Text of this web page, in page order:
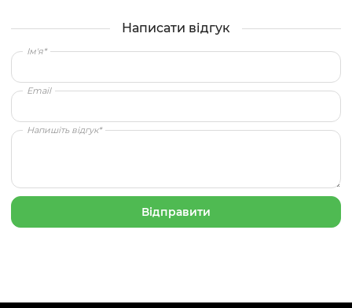
Написати відгук
Ім'я*
Email
Напишіть відгук*